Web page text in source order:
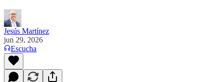
Jesús Martínez
jun 29, 2026
Escucha